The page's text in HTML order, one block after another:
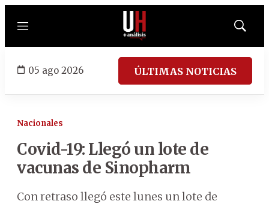
Menú
Mostrar
05 ago 2026 ÚLTIMAS NOTICIAS
Nacionales
Covid-19: Llegó un lote de
vacunas de Sinopharm
Con retraso llegó este lunes un lote de